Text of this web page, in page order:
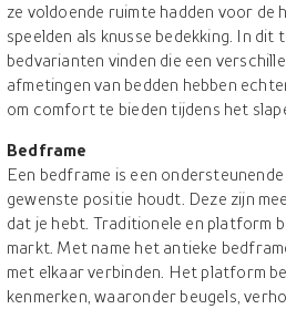
ze voldoende ruimte hadden voor de
speelden als knusse bedekking. In dit
bedvarianten vinden die een
afmetingen van bedden hebben
om comfort te bieden tijdens het
Bedframe
Een bedframe is een
gewenste positie houdt. Deze zijn
dat je hebt. Traditionele en platform
markt. Met name het antieke
met elkaar verbinden. Het platform
kenmerken, waaronder beugels,